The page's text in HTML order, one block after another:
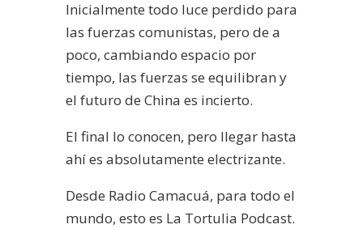
Inicialmente todo luce perdido para
las fuerzas comunistas, pero de a
poco, cambiando espacio por
tiempo, las fuerzas se equilibran y
el futuro de China es incierto.
El final lo conocen, pero llegar hasta
ahí es absolutamente electrizante.
Desde Radio Camacuá, para todo el
mundo, esto es La Tortulia Podcast.